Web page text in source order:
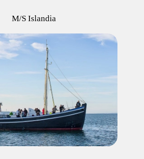
M/S Islandia